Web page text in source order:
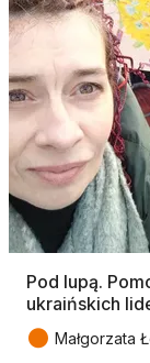
Pod lupą.
ukraińskich
● Małgorzata